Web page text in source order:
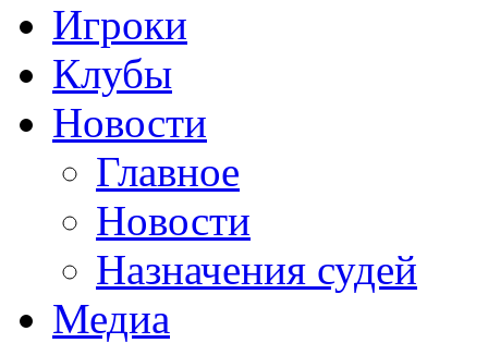
Игроки
Клубы
Новости
Главное
Новости
Назначения судей
Медиа